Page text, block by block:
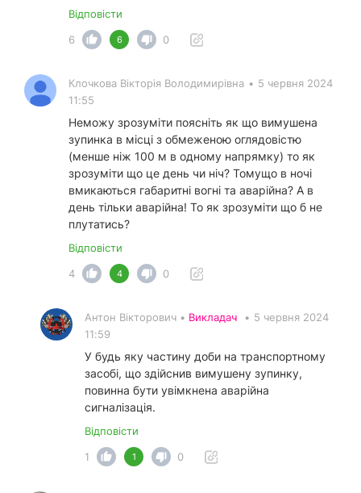
Відповісти
6
6 0
Клочкова Вікторія Володимирівна • 5 червня 2024
11:55
Неможу зрозуміти поясніть як що вимушена
зупинка в місці з обмеженою оглядовістю
(менше ніж 100 м в одному напрямку) то як
зрозуміти що це день чи ніч? Томущо в ночі
вмикаються габаритні вогні та аварійна? А в
день тільки аварійна! То як зрозуміти що б не
плутатись?
Відповісти
4
4 0
Антон Вікторович • Викладач • 5 червня 2024
11:59
У будь яку частину доби на транспортному
засобі, що здійснив вимушену зупинку,
повинна бути увімкнена аварійна
сигналізація.
Відповісти
1
1 0